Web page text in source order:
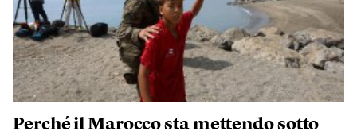
Perché il Marocco sta mettendo sotto